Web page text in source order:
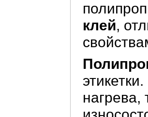
клей,